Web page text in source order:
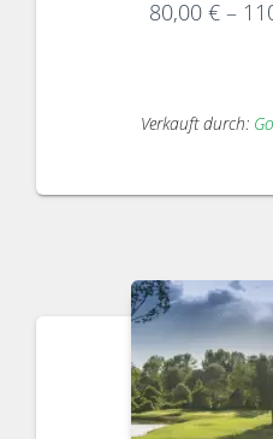
80,00 € –
Verkauft durch: